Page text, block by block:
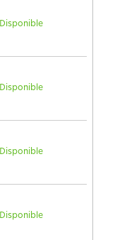
Disponible
Disponible
Disponible
Disponible